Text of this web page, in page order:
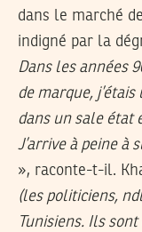
dans le marché
indigné par la
Dans les années
de marque,
dans un sale état
J’arrive à peine à
», raconte-t-il.
(les politiciens,
Tunisiens. Ils